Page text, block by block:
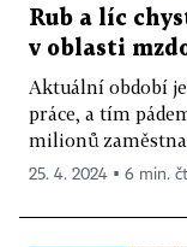
Rub a líc
v oblasti
Aktuální období
práce, a tím
milionů
25. 4. 2024 ▪ 6 min.